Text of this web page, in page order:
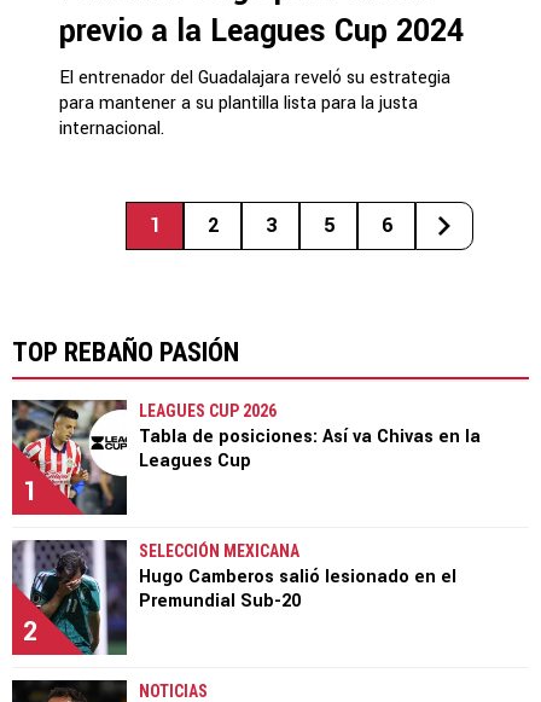
previo a la Leagues Cup 2024
El entrenador del Guadalajara reveló su estrategia
para mantener a su plantilla lista para la justa
internacional.
1 2 3 5 6
TOP REBAÑO PASIÓN
1
LEAGUES CUP 2026
Tabla de posiciones: Así va Chivas en la
Leagues Cup
2
SELECCIÓN MEXICANA
Hugo Camberos salió lesionado en el
Premundial Sub-20
NOTICIAS